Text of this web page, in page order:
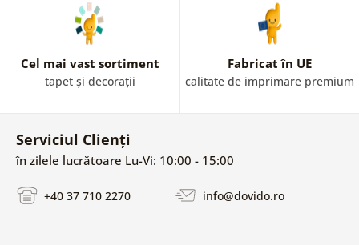
Cel mai vast sortiment
tapet și decorații
Fabricat în UE
calitate de imprimare premium
Serviciul Clienți
în zilele lucrătoare Lu-Vi: 10:00 - 15:00
+40 37 710 2270 info@dovido.ro